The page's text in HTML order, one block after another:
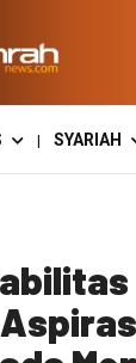
| SYARIAH